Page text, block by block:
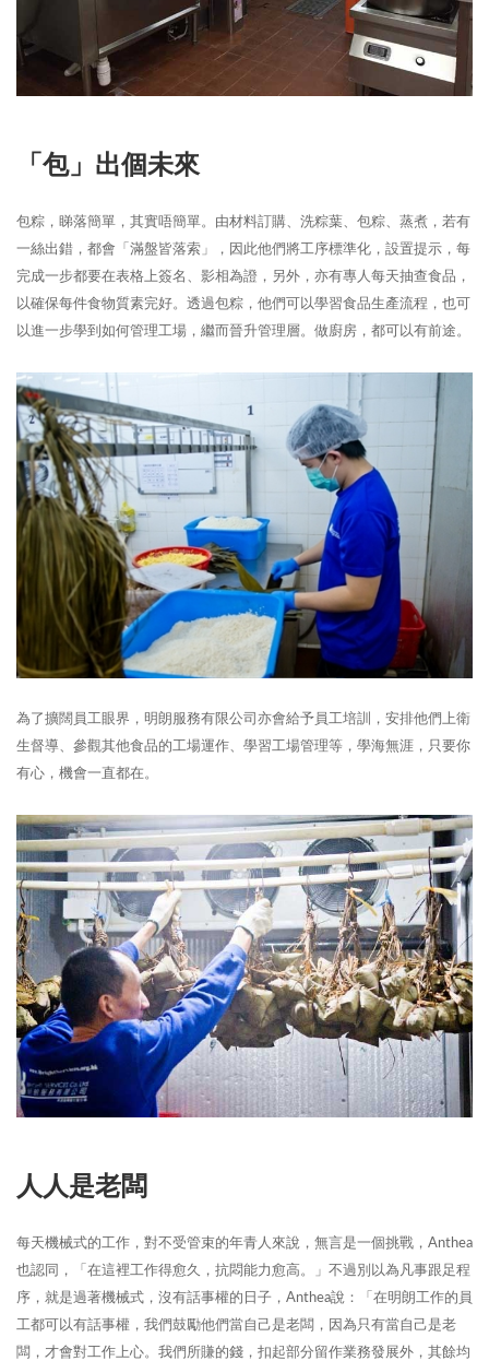
「包」出個未來
包粽，睇落簡單，其實唔簡單。由材料訂購、洗粽葉、包粽、蒸煮，若有
一絲出錯，都會「滿盤皆落索」，因此他們將工序標準化，設置提示，每
完成一步都要在表格上簽名、影相為證，另外，亦有專人每天抽查食品，
以確保每件食物質素完好。透過包粽，他們可以學習食品生產流程，也可
以進一步學到如何管理工場，繼而晉升管理層。做廚房，都可以有前途。
為了擴闊員工眼界，明朗服務有限公司亦會給予員工培訓，安排他們上衛
生督導、參觀其他食品的工場運作、學習工場管理等，學海無涯，只要你
有心，機會一直都在。
人人是老闆
每天機械式的工作，對不受管束的年青人來說，無言是一個挑戰，Anthea
也認同，「在這裡工作得愈久，抗悶能力愈高。」不過別以為凡事跟足程
序，就是過著機械式，沒有話事權的日子，Anthea說：「在明朗工作的員
工都可以有話事權，我們鼓勵他們當自己是老闆，因為只有當自己是老
闆，才會對工作上心。我們所賺的錢，扣起部分留作業務發展外，其餘均